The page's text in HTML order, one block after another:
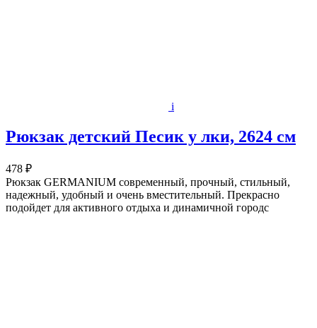
i
Рюкзак детский Песик у лки, 2624 см
478 ₽
Рюкзак GERMANIUM современный, прочный, стильный,
надежный, удобный и очень вместительный. Прекрасно
подойдет для активного отдыха и динамичной городс